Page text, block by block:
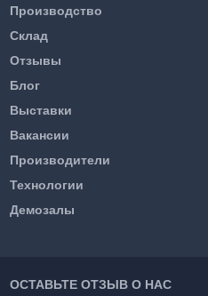
Производство
Склад
Отзывы
Блог
Выставки
Вакансии
Производители
Технологии
Демозалы
ОСТАВЬТЕ ОТЗЫВ О НАС